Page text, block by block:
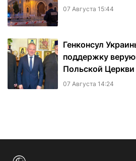
07 Августа 15:44
Генконсул
поддержку
Польской Церкви
07 Августа 14:24